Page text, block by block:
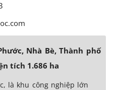
Nhà Bè, Thành phố
tích 1.686 ha
là khu công nghiệp lớn